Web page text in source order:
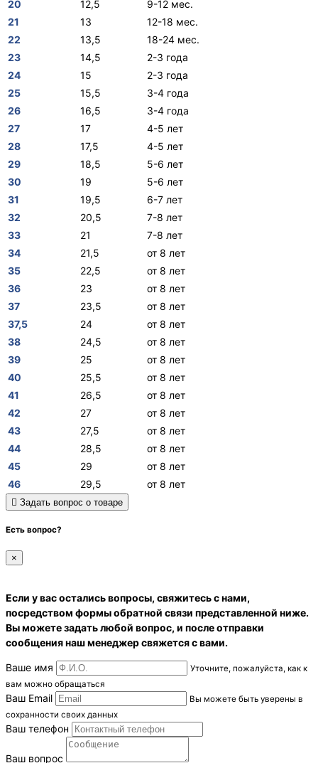
20 12,5
9-12 мес.
21
13
12-18 мес.
22
13,5
18-24 мес.
23
14,5
2-3 года
24
15
2-3 года
25
15,5
3-4 года
26
16,5
3-4 года
27
17
4-5 лет
28
17,5
4-5 лет
29
18,5
5-6 лет
30
19
5-6 лет
31
19,5
6-7 лет
32
20,5
7-8 лет
33
21
7-8 лет
34
21,5
от 8 лет
35
22,5
от 8 лет
36
23
от 8 лет
37
23,5
от 8 лет
37,5
24
от 8 лет
38
24,5
от 8 лет
39
25
от 8 лет
40
25,5
от 8 лет
41
26,5
от 8 лет
42
27
от 8 лет
43
27,5
от 8 лет
44
28,5
от 8 лет
45
29
от 8 лет
46
29,5 от 8 лет
Задать вопрос о товаре
Есть вопрос?
×
Если у вас остались вопросы, свяжитесь с нами,
посредством формы обратной связи представленной ниже.
Вы можете задать любой вопрос, и после отправки
сообщения наш менеджер свяжется с вами.
Ваше имя
Уточните, пожалуйста, как к
вам можно обращаться
Ваш Email
Вы можете быть уверены в
сохранности своих данных
Ваш телефон
Ваш вопрос